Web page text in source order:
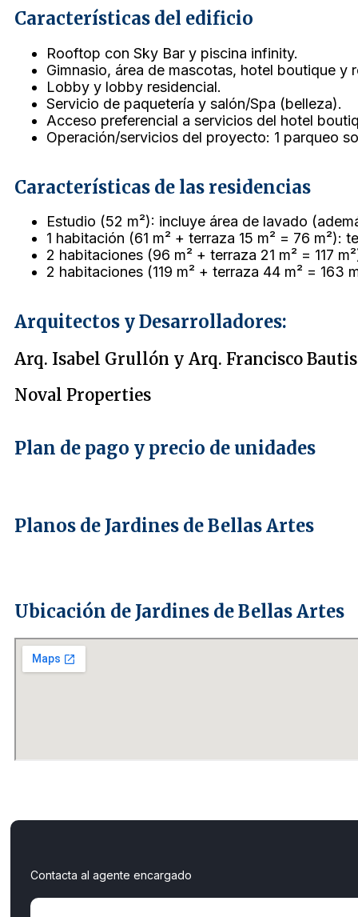
Características del edificio
Rooftop con Sky Bar y piscina infinity.
Gimnasio, área de mascotas, hotel boutique y
Lobby y lobby residencial.
Servicio de paquetería y salón/Spa (belleza).
Acceso preferencial a servicios del hotel
Operación/servicios del proyecto: 1 parqueo
Características de las residencias
Estudio (52 m²): incluye área de lavado
1 habitación (61 m² + terraza 15 m² = 76 m²):
2 habitaciones (96 m² + terraza 21 m² = 117
2 habitaciones (119 m² + terraza 44 m² =
Arquitectos y Desarrolladores:
Arq. Isabel Grullón y Arq. Francisco
Noval Properties
Plan de pago y precio de unidades
Planos de Jardines de Bellas Artes
Ubicación de Jardines de Bellas Artes
Contacta al agente encargado